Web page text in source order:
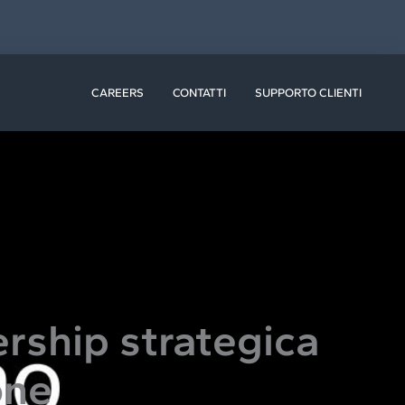
CAREERS CONTATTI SUPPORTO CLIENTI
strategica